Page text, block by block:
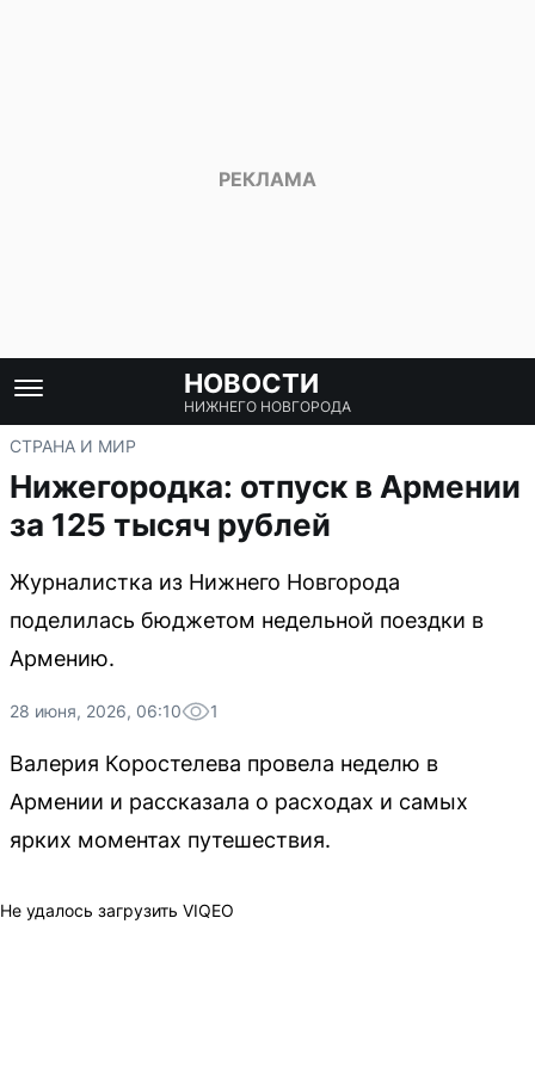
НОВОСТИ
НИЖНЕГО НОВГОРОДА
СТРАНА И МИР
Нижегородка: отпуск в Армении
за 125 тысяч рублей
Журналистка из Нижнего Новгорода
поделилась бюджетом недельной поездки в
Армению.
28 июня, 2026, 06:10 1
Валерия Коростелева провела неделю в
Армении и рассказала о расходах и самых
ярких моментах путешествия.
Не удалось загрузить VIQEO